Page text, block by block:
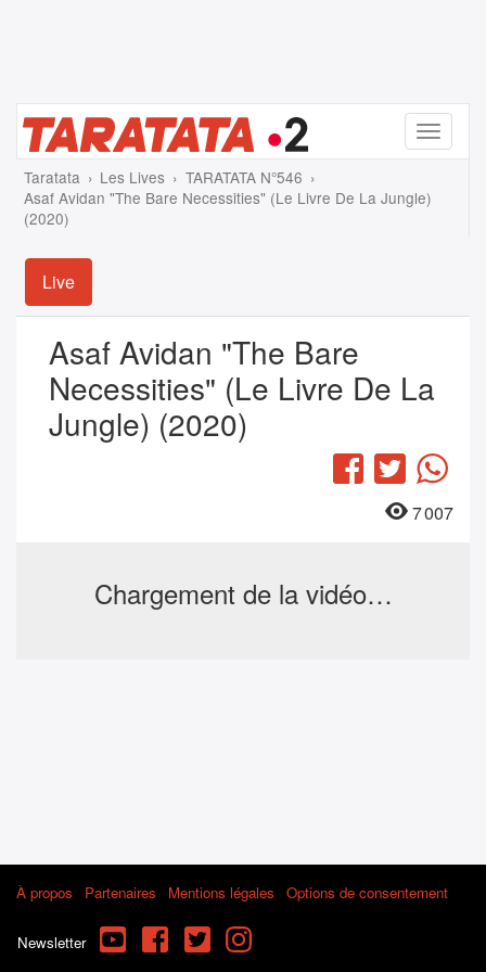
Menu
Taratata Les Lives
TARATATA N°546
Asaf Avidan "The Bare Necessities" (Le Livre De La Jungle)
(2020)
Live
Asaf Avidan "The Bare
Necessities" (Le Livre De La
Jungle) (2020)
Facebook
Twitter
7 007
Chargement de la vidéo…
À propos Partenaires Mentions légales Options de consentement
Newsletter YouTube FacebookTwitterInstagram